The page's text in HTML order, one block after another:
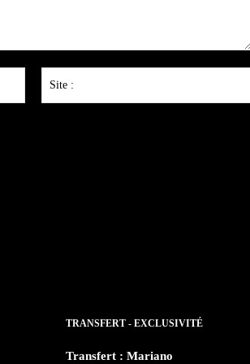
TRANSFERT - EXCLUSIVITÉ
Transfert : Mariano